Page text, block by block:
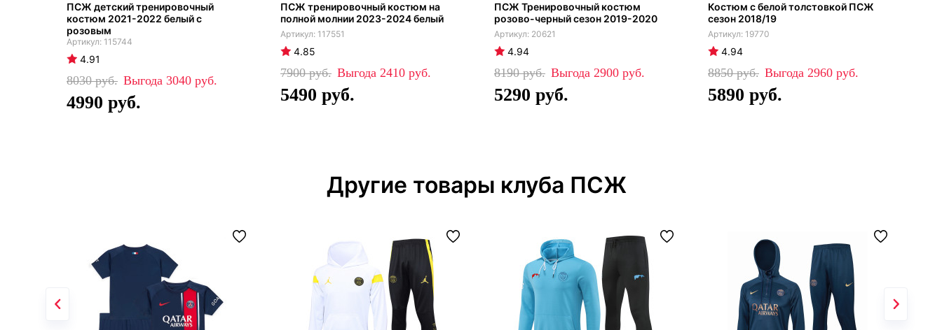
ПСЖ детский тренировочный
костюм 2021-2022 белый с
розовым
115744
4.91
8030 3040
4990
ПСЖ тренировочный костюм на
полной молнии 2023-2024 белый
117551
4.85
7900 2410
5490
ПСЖ Тренировочный костюм
розово-черный сезон 2019-2020
20621
4.94
8190 2900
5290
Костюм с белой толстовкой ПСЖ
сезон 2018/19
19770
4.94
8850 2960
5890
Другие товары клуба ПСЖ